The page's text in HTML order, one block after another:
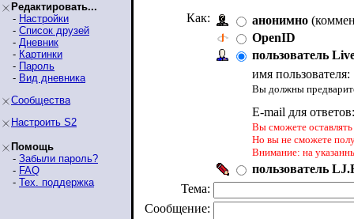
Редактировать...
- Настройки
- Список друзей
- Дневник
- Картинки
- Пароль
- Вид дневника
Сообщества
Настроить S2
Помощь
- Забыли пароль?
- FAQ
- Тех. поддержка
Как: анонимно
OpenID
пользователь
имя пользователя:
Вы должны
E-mail для
Вы сможете
Но вы не сможете
Внимание: на
пользователь
Тема:
Сообщение: